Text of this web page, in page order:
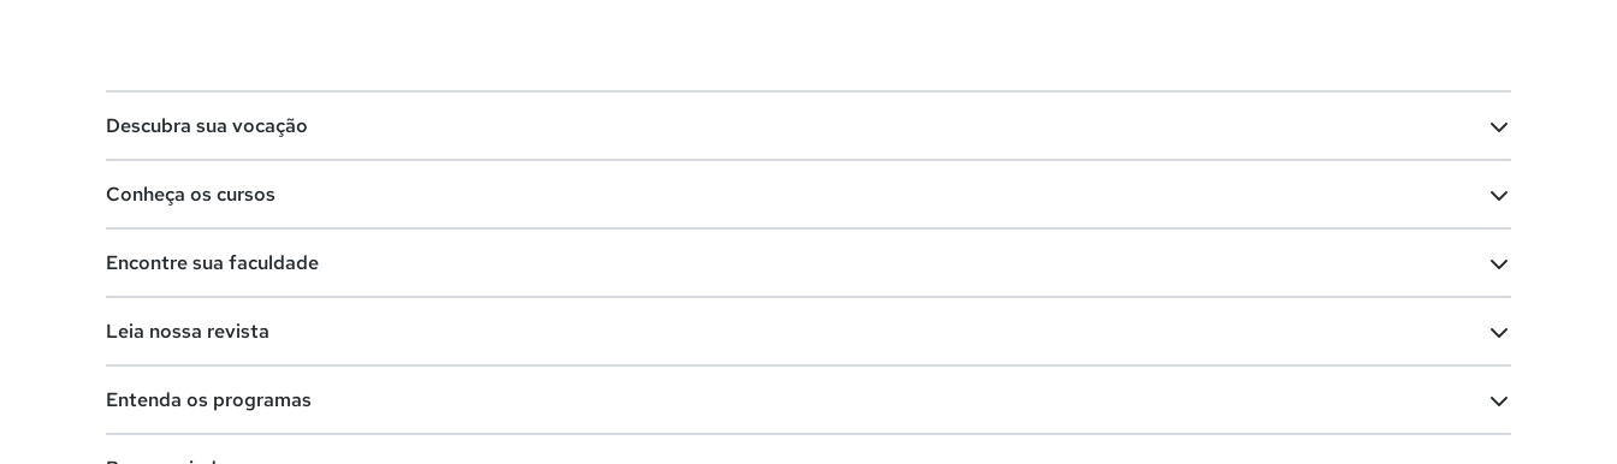
Descubra sua vocação
Lista de profissões
Conheça os cursos
Cursos de graduação
Cursos livres
Encontre sua faculdade
Faculdades na sua cidade
Leia nossa revista
Entenda os programas